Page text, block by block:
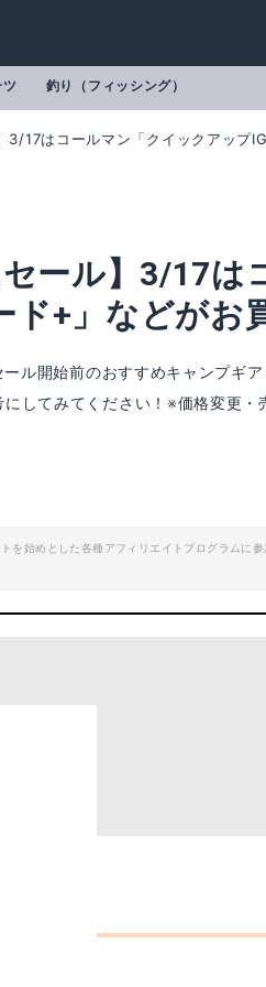
釣り（フィッシング）
17はコールマン「クイックアップ
ール】3/17は
+」などがお
ル開始前のおすすめキャンプギ
してみてください！※価格変更・
始めとした各種アフィリエイトプログラムに